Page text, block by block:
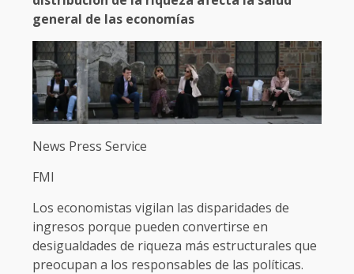
general de las economías
News Press Service
FMI
Los economistas vigilan las disparidades de
ingresos porque pueden convertirse en
desigualdades de riqueza más estructurales que
preocupan a los responsables de las políticas.